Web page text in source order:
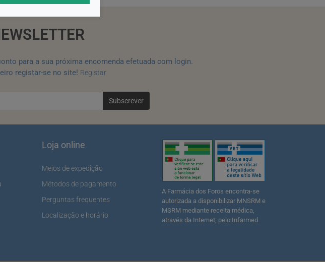
para a sua próxima encomenda efetuada com login.
registar-se no site! Registar
Subscrever
Loja online
Meios de expedição
Métodos de pagamento
Perguntas frequentes
Localização e horário
A Farmácia dos Foros encontra-se
autorizada a disponibilizar MNSRM e
MSRM mediante receita médica,
através da Internet, pelo Infarmed